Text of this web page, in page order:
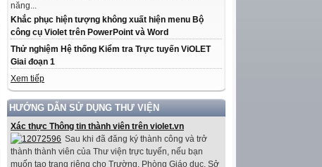
năng...
Khắc phục hiện tượng không xuất hiện menu Bộ
công cụ Violet trên PowerPoint và Word
Thử nghiệm Hệ thống Kiểm tra Trực tuyến ViOLET
Giai đoạn 1
Xem tiếp
HƯỚNG DẪN SỬ DỤNG THƯ VIỆN
Xác thực Thông tin thành viên trên violet.vn
Sau khi đã đăng ký thành công và trở
thành thành viên của Thư viện trực tuyến, nếu bạn
muốn tạo trang riêng cho Trường, Phòng Giáo dục, Sở